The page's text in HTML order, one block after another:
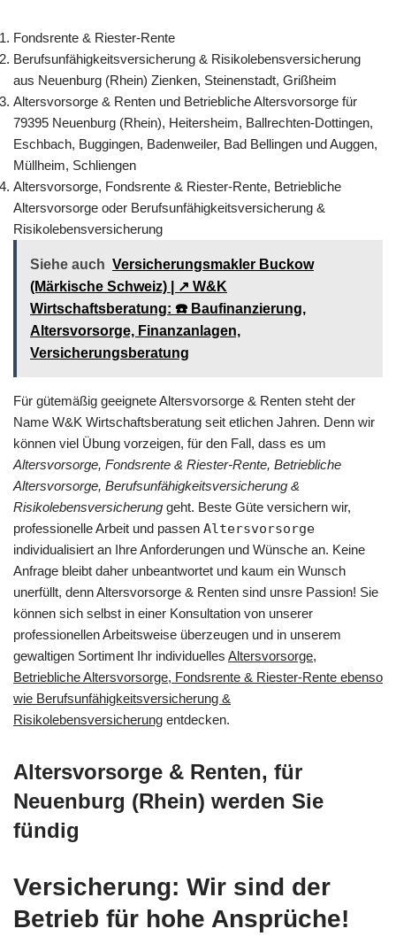
Fondsrente & Riester-Rente
Berufsunfähigkeitsversicherung & Risikolebensversicherung
aus Neuenburg (Rhein) Zienken, Steinenstadt, Grißheim
Altersvorsorge & Renten und Betriebliche Altersvorsorge für
79395 Neuenburg (Rhein), Heitersheim, Ballrechten-Dottingen,
Eschbach, Buggingen, Badenweiler, Bad Bellingen und Auggen,
Müllheim, Schliengen
Altersvorsorge, Fondsrente & Riester-Rente, Betriebliche
Altersvorsorge oder Berufsunfähigkeitsversicherung &
Risikolebensversicherung
Siehe auch Versicherungsmakler Buckow
(Märkische Schweiz) | ↗️ W&K
Wirtschaftsberatung: ☎️ Baufinanzierung,
Altersvorsorge, Finanzanlagen,
Versicherungsberatung
Für gütemäßig geeignete Altersvorsorge & Renten steht der
Name W&K Wirtschaftsberatung seit etlichen Jahren. Denn wir
können viel Übung vorzeigen, für den Fall, dass es um
Altersvorsorge, Fondsrente & Riester-Rente, Betriebliche
Altersvorsorge, Berufsunfähigkeitsversicherung &
Risikolebensversicherung geht. Beste Güte versichern wir,
professionelle Arbeit und passen Altersvorsorge
individualisiert an Ihre Anforderungen und Wünsche an. Keine
Anfrage bleibt daher unbeantwortet und kaum ein Wunsch
unerfüllt, denn Altersvorsorge & Renten sind unsre Passion! Sie
können sich selbst in einer Konsultation von unserer
professionellen Arbeitsweise überzeugen und in unserem
gewaltigen Sortiment Ihr individuelles Altersvorsorge,
Betriebliche Altersvorsorge, Fondsrente & Riester-Rente ebenso
wie Berufsunfähigkeitsversicherung &
Risikolebensversicherung entdecken.
Altersvorsorge & Renten, für
Neuenburg (Rhein) werden Sie
fündig
Versicherung: Wir sind der
Betrieb für hohe Ansprüche!